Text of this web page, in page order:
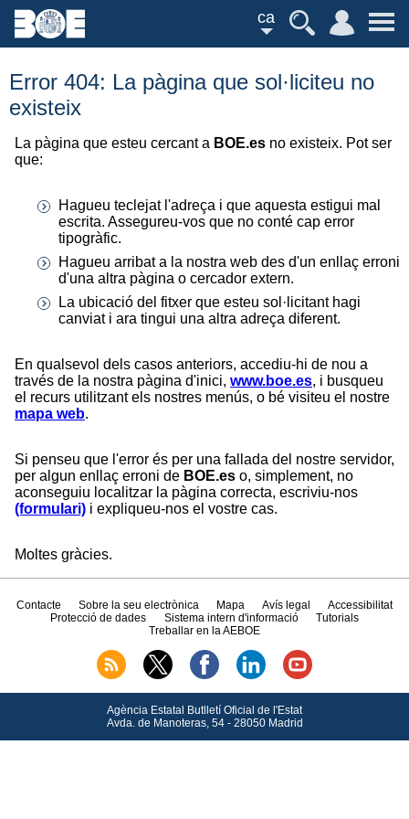
ca
Error 404: La pàgina que sol·liciteu no
existeix
La pàgina que esteu cercant a BOE.es no existeix. Pot ser
que:
Hagueu teclejat l'adreça i que aquesta estigui mal
escrita. Assegureu-vos que no conté cap error
tipogràfic.
Hagueu arribat a la nostra web des d'un enllaç erroni
d'una altra pàgina o cercador extern.
La ubicació del fitxer que esteu sol·licitant hagi
canviat i ara tingui una altra adreça diferent.
En qualsevol dels casos anteriors, accediu-hi de nou a
través de la nostra pàgina d'inici, www.boe.es, i busqueu
el recurs utilitzant els nostres menús, o bé visiteu el nostre
mapa web.
Si penseu que l'error és per una fallada del nostre servidor,
per algun enllaç erroni de BOE.es o, simplement, no
aconseguiu localitzar la pàgina correcta, escriviu-nos
(formulari) i expliqueu-nos el vostre cas.
Moltes gràcies.
Contacte Sobre la seu electrònica Mapa Avís legal
Accessibilitat
Protecció de dades
Sistema intern d'informació
Tutorials
Treballar en la AEBOE
Agència Estatal Butlletí Oficial de l'Estat
Avda.de Manoteras, 54 - 28050 Madrid